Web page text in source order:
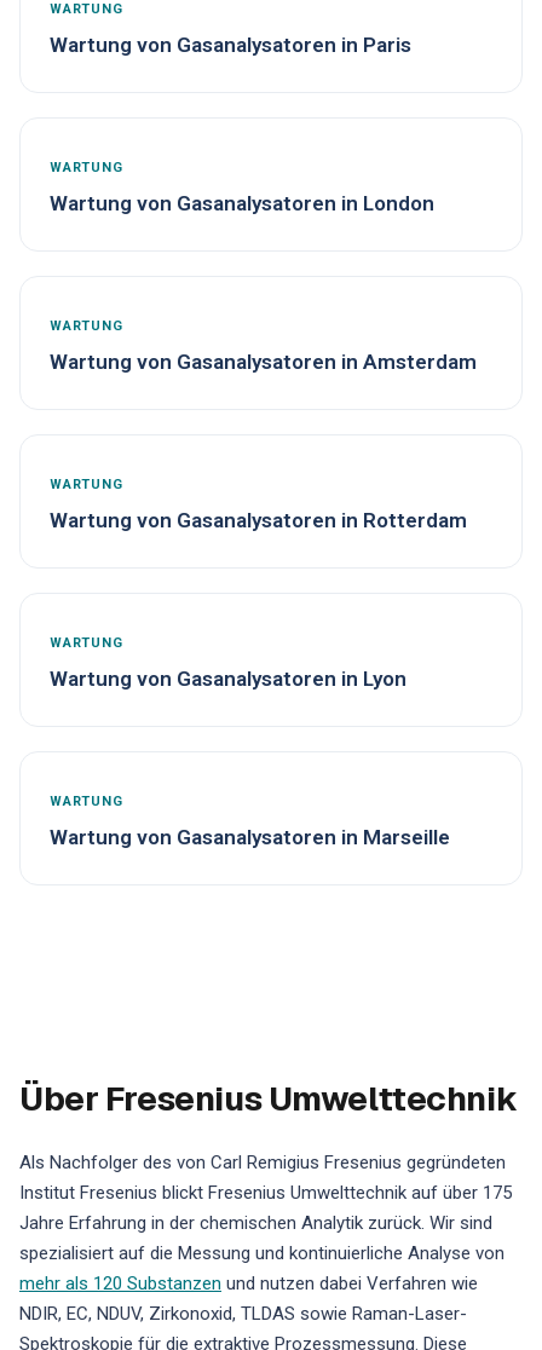
WARTUNG
Wartung von Gasanalysatoren in Paris
WARTUNG
Wartung von Gasanalysatoren in London
WARTUNG
Wartung von Gasanalysatoren in Amsterdam
WARTUNG
Wartung von Gasanalysatoren in Rotterdam
WARTUNG
Wartung von Gasanalysatoren in Lyon
WARTUNG
Wartung von Gasanalysatoren in Marseille
Über Fresenius Umwelttechnik
Als Nachfolger des von Carl Remigius Fresenius gegründeten
Institut Fresenius blickt Fresenius Umwelttechnik auf über 175
Jahre Erfahrung in der chemischen Analytik zurück. Wir sind
spezialisiert auf die Messung und kontinuierliche Analyse von
mehr als 120 Substanzen und nutzen dabei Verfahren wie
NDIR, EC, NDUV, Zirkonoxid, TLDAS sowie Raman-Laser-
Spektroskopie für die extraktive Prozessmessung. Diese